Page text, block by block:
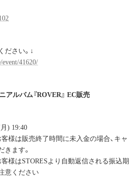
ださい。↓
41620/
アルバム『ROVER』 EC販売
) 19:40
様は販売終了時間に未入金の場合、キャ
きます。
様はSTORESより自動返信される振込期
意ください